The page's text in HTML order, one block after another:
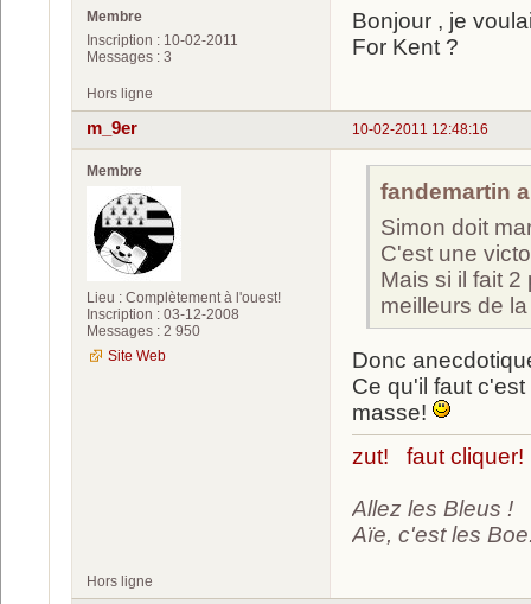
Membre
Inscription : 10-02-2011
Messages : 3
Bonjour , je
For Kent ?
Hors ligne
10-02-2011 12:48:16
m_9er
Membre
Lieu : Complètement à l'ouest!
Inscription : 03-12-2008
Messages : 2 950
Site Web
fandemartin
Simon doit
C'est une
Mais si il fait
meilleurs de
Donc
Ce qu'il faut
masse!
zut! faut cliquer!
Allez les Bleus !
Aïe, c'est les
Hors ligne